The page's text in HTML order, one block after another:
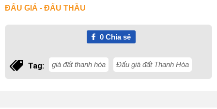
ĐẤU GIÁ - ĐẤU THẦU
0Chia sẻ
Tag: giá đất thanh hóa Đấu giá đất Thanh Hóa